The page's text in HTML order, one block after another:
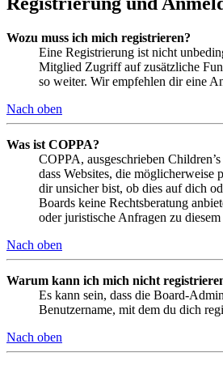
Wozu muss ich mich registrieren?
Eine Registrierung ist nicht
Mitglied Zugriff auf zusätzliche
so weiter. Wir empfehlen dir eine
Nach oben
Was ist COPPA?
COPPA, ausgeschrieben
dass Websites, die möglicherweise
dir unsicher bist, ob dies auf dich
Boards keine Rechtsberatung
oder juristische Anfragen zu
Nach oben
Warum kann ich mich nicht
Es kann sein, dass die Board-
Benutzername, mit dem du dich
Nach oben